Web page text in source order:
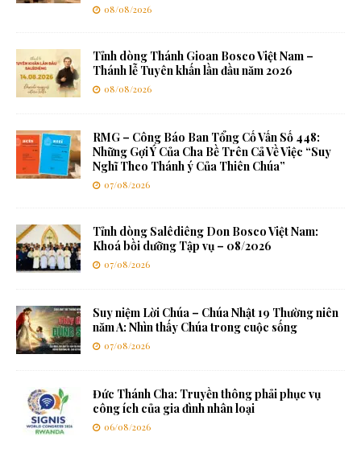
08/08/2026
Tỉnh dòng Thánh Gioan Bosco Việt Nam –
Thánh lễ Tuyên khấn lần đầu năm 2026
08/08/2026
RMG – Công Báo Ban Tổng Cố Vấn Số 448:
Những Gợi Ý Của Cha Bề Trên Cả Về Việc “Suy
Nghĩ Theo Thánh ý Của Thiên Chúa”
07/08/2026
Tỉnh dòng Salêdiêng Don Bosco Việt Nam:
Khoá bồi dưỡng Tập vụ – 08/2026
07/08/2026
Suy niệm Lời Chúa – Chúa Nhật 19 Thường niên
năm A: Nhìn thấy Chúa trong cuộc sống
07/08/2026
Đức Thánh Cha: Truyền thông phải phục vụ
công ích của gia đình nhân loại
06/08/2026